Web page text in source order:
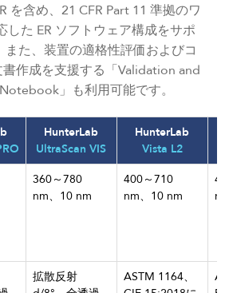
を含め、21 CFR Part 11 準拠のワ
した ER ソフトウェア構成をサポ
また、装置の適格性評価およびコ
作成を支援する「Validation and
」も利用可能です。
HunterLab
UltraScan VIS
HunterLab
Vista L2
360～780
nm、10 nm
400～710
nm、10 nm
拡散反射
ASTM 1164、